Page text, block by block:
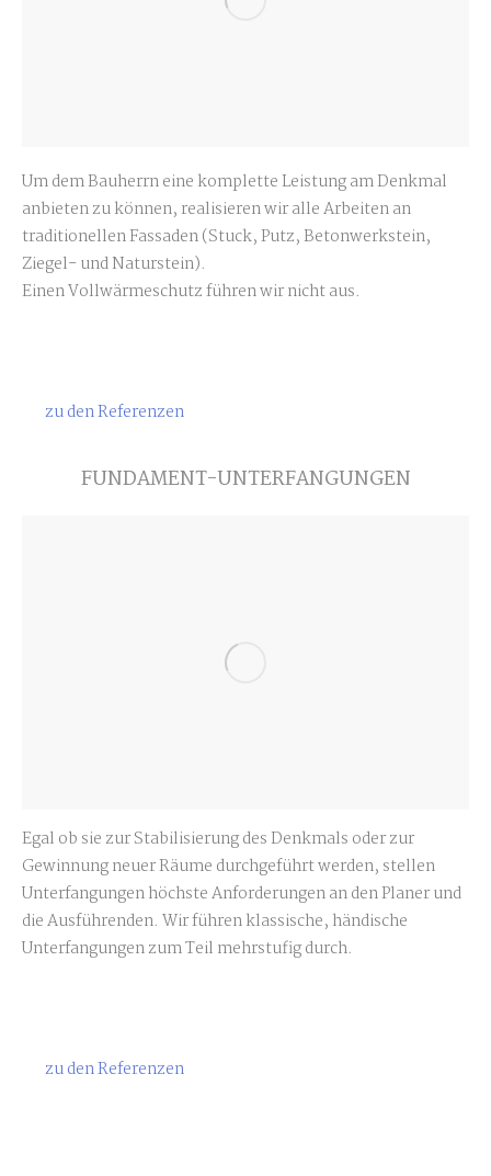
Um dem Bauherrn eine komplette Leistung am Denkmal
anbieten zu können, realisieren wir alle Arbeiten an
traditionellen Fassaden (Stuck, Putz, Betonwerkstein,
Ziegel- und Naturstein).
Einen Vollwärmeschutz führen wir nicht aus.
zu den Referenzen
FUNDAMENT-UNTERFANGUNGEN
Egal ob sie zur Stabilisierung des Denkmals oder zur
Gewinnung neuer Räume durchgeführt werden, stellen
Unterfangungen höchste Anforderungen an den Planer und
die Ausführenden. Wir führen klassische, händische
Unterfangungen zum Teil mehrstufig durch.
zu den Referenzen